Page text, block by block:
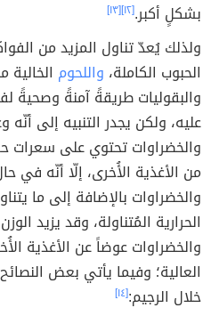
بشكلٍ أكبر.[١٢] [١٣]
ولذلك يُعدّ تناول المزيد من
الحبوب الكاملة، واللحوم
والبقوليات طريقةً آمنةً وصحيةً
عليه، ولكن يجدر التنبيه إلى
والخضراوات تحتوي على سعرات
من الأغذية الأُخرى، إلّا أنّه في
والخضراوات بالإضافة إلى ما
الحرارية المُتناولة، وقد يزيد
والخضراوات عوضاً عن الأغذية
العالية؛ وفيما يأتي بعض
خلال الرجيم:[١٤]